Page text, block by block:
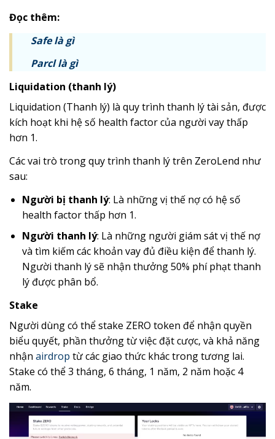
Đọc thêm:
Safe là gì
Parcl là gì
Liquidation (thanh lý)
Liquidation (Thanh lý) là quy trình thanh lý tài sản, được
kích hoạt khi hệ số health factorcủa người vay thấp
hơn 1.
Các vai trò trong quy trình thanh lý trên ZeroLend như
sau:
Người bị thanh lý: Là những vị thế nợ có hệ số
health factorthấp hơn 1.
Người thanh lý: Là những người giám sát vị thế nợ
và tìm kiếm các khoản vay đủ điều kiện để thanh lý.
Người thanh lý sẽ nhận thưởng 50% phí phạt thanh
lý được phân bổ.
Stake
Người dùng có thể stake ZERO token để nhận quyền
biểu quyết, phần thưởng từ việc đặt cược, và khả năng
nhận airdrop từ các giao thức khác trong tương lai.
Stake có thể 3 tháng, 6 tháng, 1 năm, 2 năm hoặc 4
năm.